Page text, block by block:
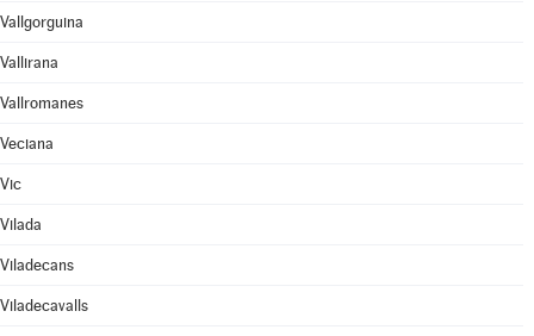
Vallgorguina
Vallirana
Vallromanes
Veciana
Vic
Vilada
Viladecans
Viladecavalls